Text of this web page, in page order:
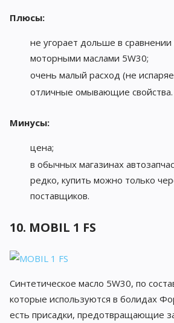
Плюсы:
не угорает дольше в сравнении
моторными маслами 5W30;
очень малый расход (не
отличные омывающие свойства.
Минусы:
цена;
в обычных магазинах
редко, купить можно только
поставщиков.
10. MOBIL 1 FS
Синтетическое масло 5W30, по
которые используются в болидах
есть присадки, предотвращающие